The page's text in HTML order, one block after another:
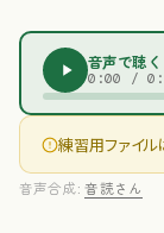
音声で聴く
0:00 /
練習用ファイル
音声合成:音読さん